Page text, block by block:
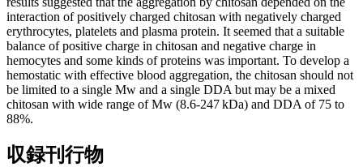
interaction of positively charged chitosan with negatively charged
erythrocytes, platelets and plasma protein. It seemed that a suitable
balance of positive charge in chitosan and negative charge in
hemocytes and some kinds of proteins was important. To develop a
hemostatic with effective blood aggregation, the chitosan should not
be limited to a single Mw and a single DDA but may be a mixed
chitosan with wide range of Mw (8.6-247 kDa) and DDA of 75 to
88%.
収録刊行物